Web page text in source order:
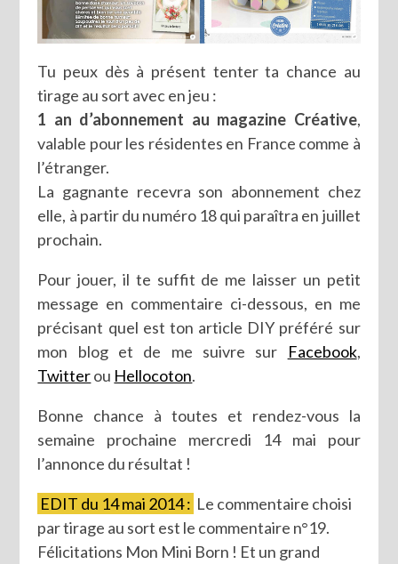
Tu peux dès à présent tenter ta chance au
tirage au sort avec en jeu :
1 an d’abonnement au magazine Créative,
valable pour les résidentes en France comme à
l’étranger.
La gagnante recevra son abonnement chez
elle, à partir du numéro 18 qui paraîtra en juillet
prochain.
Pour jouer, il te suffit de me laisser un petit
message en commentaire ci-dessous, en me
précisant quel est ton article DIY préféré sur
mon blog et de me suivre sur
Facebook,
Twitterou Hellocoton.
Bonne chance à toutes et rendez-vous la
semaine prochaine mercredi 14 mai pour
l’annonce du résultat !
EDIT du 14 mai 2014 : Le commentaire choisi
par tirage au sort est le commentaire n°19.
Félicitations Mon Mini Born ! Et un grand